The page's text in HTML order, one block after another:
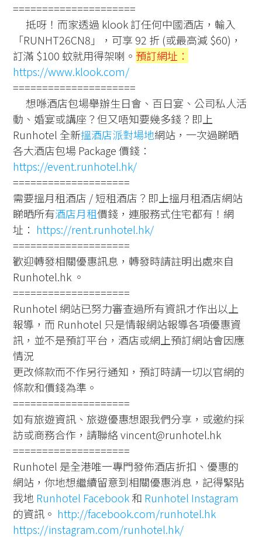
=====================
抵呀！而家透過 klook 訂任何中國酒店，輸入
「RUNHT26CN8」，可享 92 折 (或最高減 $60)，
訂滿 $100 蚊就用得架喇。 預訂網址：
https://www.klook.com/
=====================
想喺酒店包場舉辦生日會、百日宴、公司私人活
動、婚宴或講座？但又唔知要幾多錢？即上
Runhotel 全新搵酒店派對場地網站，一次過睇晒
各大酒店包場 Package 價錢：
https://event.runhotel.hk/
====================
需要搵月租酒店 / 短租酒店？即上搵月租酒店網站
睇晒所有酒店月租價錢，連服務式住宅都有！網
址： https://rent.runhotel.hk/
====================
歡迎轉發相關優惠訊息，轉發時請註明出處來自
Runhotel.hk 。
====================
Runhotel 網站已努力審查過所有資訊才作出以上
報導，而 Runhotel 只是情報網站報導各項優惠資
訊，並不是預訂平台，酒店或網上預訂網站會因應
情況
更改條款而不作另行通知，預訂時請一切以官網的
條款和價錢為準。
====================
如有旅遊資訊、旅遊優惠想跟我們分享，或邀約採
訪或商務合作，請聯絡 vincent@runhotel.hk
====================
Runhotel 是全港唯一專門發佈酒店折扣、優惠的
網站，你地想繼續留意到相關優惠消息，記得緊貼
我地 Runhotel Facebook和 Runhotel Instagram
的資訊。 http://facebook.com/runhotel.hk
https://instagram.com/runhotel.hk/